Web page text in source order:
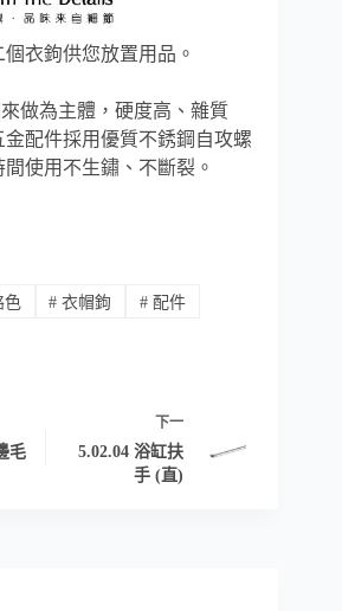
衣鉤供您放置用品。
做為主體，硬度高、雜質
配件採用優質不銹鋼自攻螺
使用不生鏽、不斷裂。
# 衣帽鉤 # 配件
毛
下一
5.02.04 浴缸扶
手 (直)